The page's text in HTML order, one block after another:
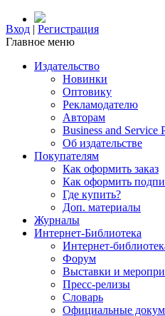
Вход | Регистрация
Главное меню
Издательство
Новинки
Оптовику
Рекламодателю
Авторам
Business and Service
Об издательстве
Покупателям
Как оформить заказ
Как оформить
Где купить?
Доп. материалы
Журналы
Интернет-Библиотека
Интернет-
Форум
Выставки и
Пресс-релизы
Словарь
Официальные